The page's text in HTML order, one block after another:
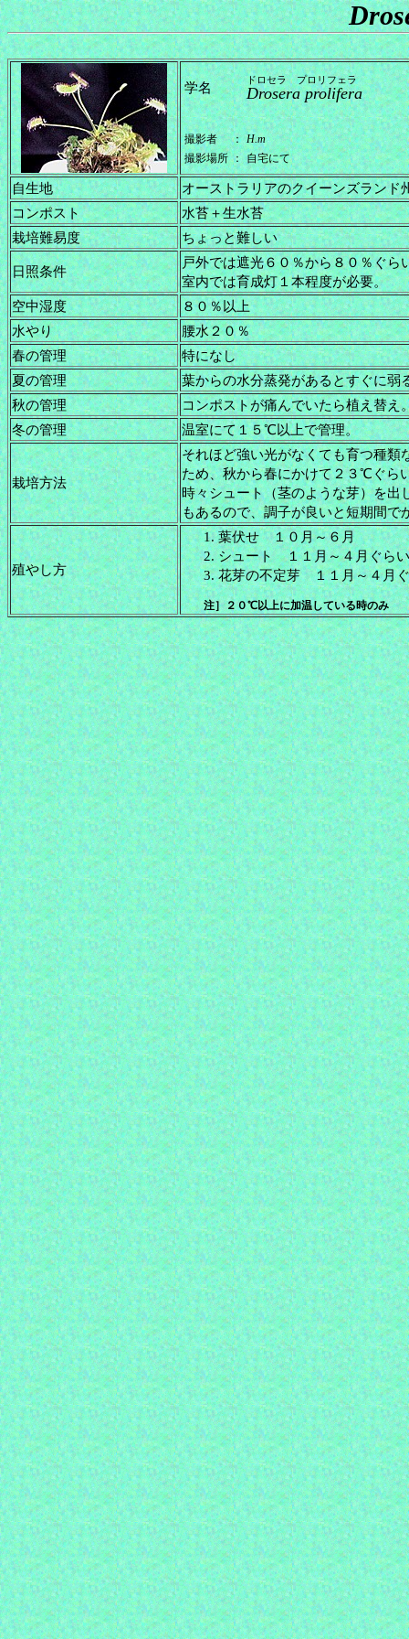
学名 ドロセラ プロリフェラ
Drosera prolifera
撮影者 ： H.m
撮影場所 ： 自宅にて
自生地
オーストラリアのクイーンズランド
コンポスト
水苔＋生水苔
栽培難易度
ちょっと難しい
日照条件
戸外では遮光６０％から８０％ぐら
室内では育成灯１本程度が必要。
空中湿度
８０％以上
水やり
腰水２０％
春の管理
特になし
夏の管理
葉からの水分蒸発があるとすぐに弱
秋の管理
コンポストが痛んでいたら植え替え
冬の管理
温室にて１５℃以上で管理。
栽培方法
それほど強い光がなくても育つ種類
ため、秋から春にかけて２３℃ぐら
時々シュート（茎のような芽）を出
もあるので、調子が良いと短期間で
殖やし方
葉伏せ １０月～６月
シュート １１月～４月ぐらい
花芽の不定芽 １１月～４月
注］２０℃以上に加温している時のみ